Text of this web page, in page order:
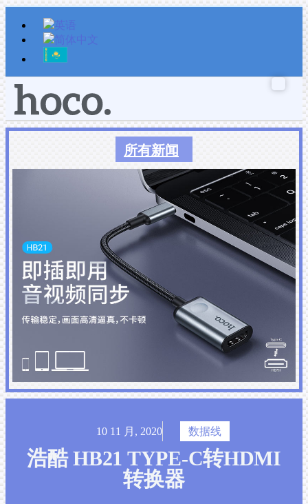
跳
至
内
容
所有新闻
10 11 月, 2020 数据线
浩酷 HB21 TYPE-C转HDMI
转换器